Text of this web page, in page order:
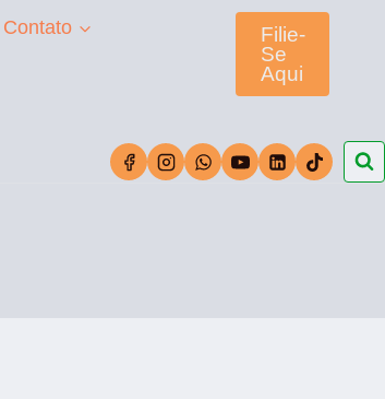
Contato
Filie-
Se
Aqui